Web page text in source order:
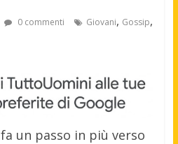
0 commenti Giovani, Gossip,
fa un passo in più verso